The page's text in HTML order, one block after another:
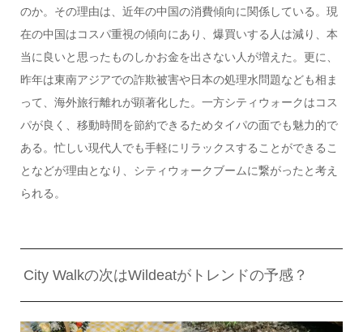
のか。その理由は、近年の中国の消費傾向に関係している。現
在の中国はコスパ重視の傾向にあり、爆買いする人は減り、本
当に良いと思ったものしかお金を出さない人が増えた。更に、
昨年は東南アジアでの詐欺被害や日本の処理水問題なども相ま
って、海外旅行離れが顕著化した。一方シティウォークはコス
パが良く、移動時間を節約できるためタイパの面でも魅力的で
ある。忙しい現代人でも手軽にリラックスすることができるこ
となどが理由となり、シティウォークブームに繋がったと考え
られる。
City Walkの次はWildeatがトレンドの予感？